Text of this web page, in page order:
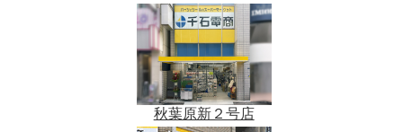
秋葉原新２号店